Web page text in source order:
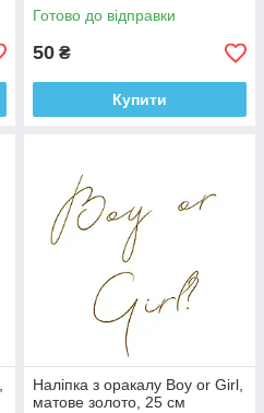
Готово до відправки
50 ₴
Купити
Наліпка з оракалу Boy or Girl,
матове золото, 25 см